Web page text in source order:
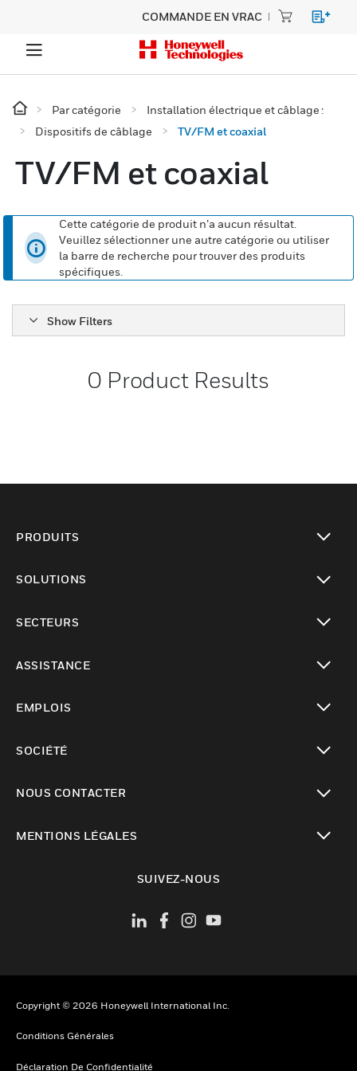
COMMANDE EN VRAC
Par catégorie
Installation électrique et câblage :
Dispositifs de câblage
TV/FM et coaxial
TV/FM et coaxial
Cette catégorie de produit n’a aucun résultat.
Veuillez sélectionner une autre catégorie ou utiliser
la barre de recherche pour trouver des produits
spécifiques.
Show Filters
0 Product Results
PRODUITS
SOLUTIONS
SECTEURS
ASSISTANCE
EMPLOIS
SOCIÉTÉ
NOUS CONTACTER
MENTIONS LÉGALES
SUIVEZ-NOUS
Copyright © 2026 Honeywell International Inc.
Conditions Générales
Déclaration De Confidentialité